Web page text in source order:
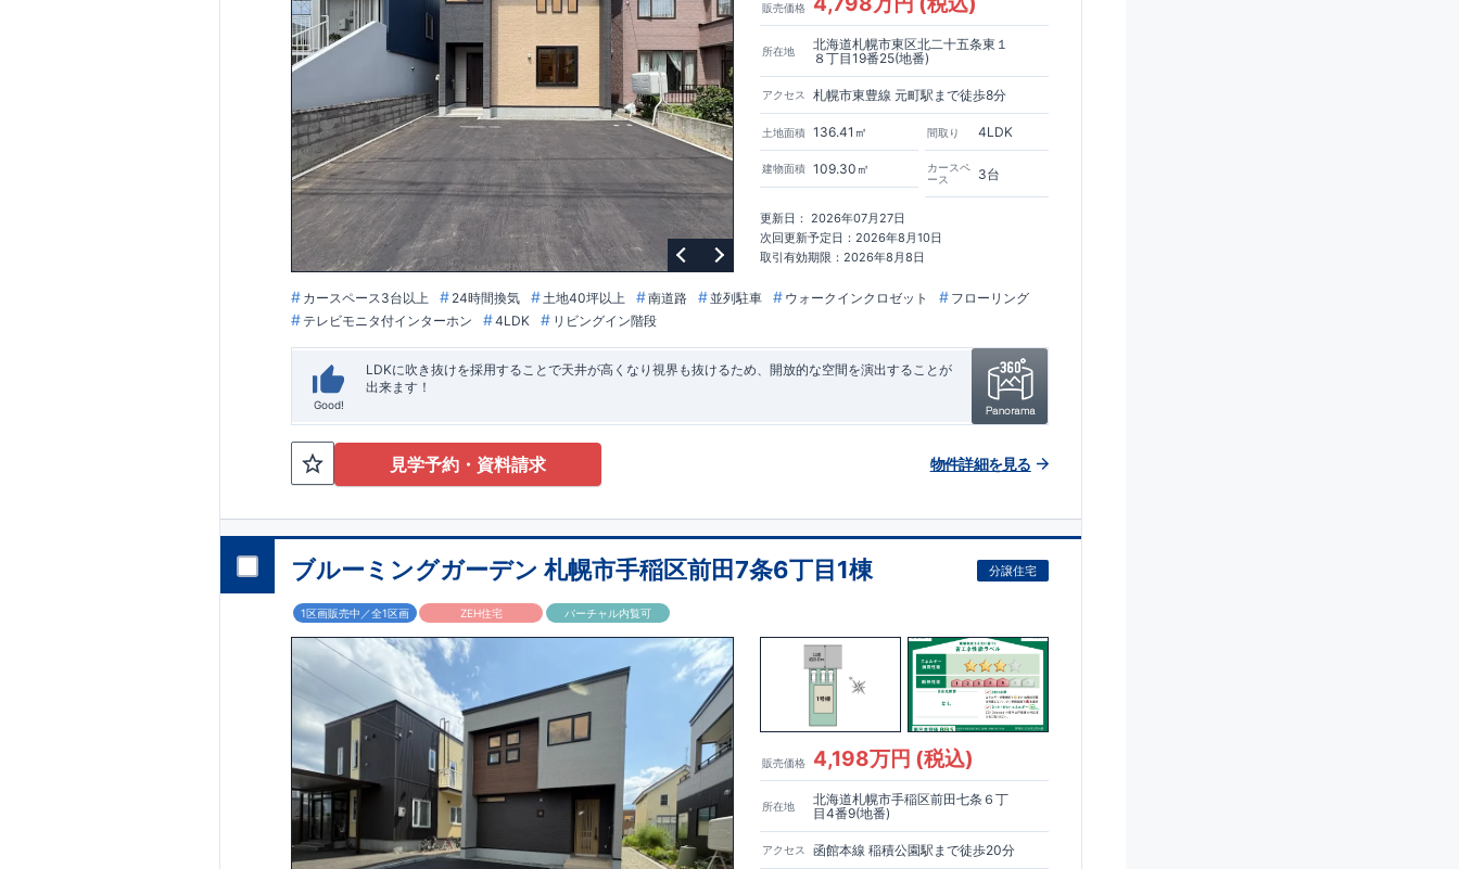
販売価格
所在地
北海道札幌市東区北二十五条東１
８丁目19番25(地番)
アクセス 札幌市東豊線 元町駅まで徒歩8分
土地面積 136.41㎡
建物面積 109.30㎡
間取り 4LDK
カースペ
ース
3台
更新日： 2026年07月27日
次回更新予定日：2026年8月10日
取引有効期限：2026年8月8日
カースペース3台以上 24時間換気 土地40坪以上 南道路 並列駐車 ウォークインクロゼット
フローリング
テレビモニタ付インターホン
4LDK リビングイン階段
Good!
LDKに吹き抜けを採用することで天井が高くなり視界も抜けるため、開放的な空間を演出することが
出来ます！
見学予約・資料請求 物件詳細を見る
ブルーミングガーデン 札幌市手稲区前田7条6丁目1棟 分譲住宅
1区画販売中／全1区画 ZEH住宅 バーチャル内覧可
販売価格 4,198万円 (税込)
所在地
北海道札幌市手稲区前田七条６丁
目4番9(地番)
アクセス 函館本線 稲積公園駅まで徒歩20分